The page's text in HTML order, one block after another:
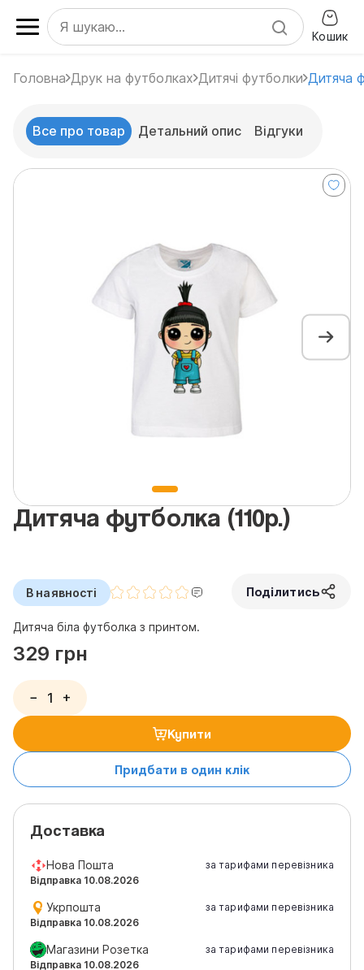
Кошик
Головна Друк на футболках Дитячі футболки Дитяча
Все про товар Детальний опис Відгуки
Дитяча футболка (110p.)
В наявності Поділитись
Дитяча біла футболка з принтом.
329 грн
− +
Купити
Придбати в один клік
Доставка
Нова Пошта
Відправка 10.08.2026
за тарифами перевізника
Укрпошта
Відправка 10.08.2026
за тарифами перевізника
Магазини Розетка
Відправка 10.08.2026
за тарифами перевізника